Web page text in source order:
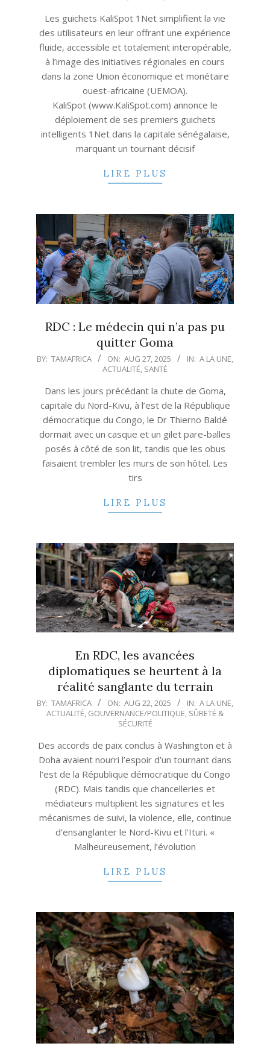
Les guichets KaliSpot 1Net simplifient la vie
des utilisateurs en leur offrant une expérience
fluide, accessible et totalement interopérable,
à l’image des initiatives régionales en cours
dans la zone Union économique et monétaire
ouest-africaine (UEMOA).
KaliSpot (www.KaliSpot.com) annonce le
déploiement de ses premiers guichets
intelligents 1Net dans la capitale sénégalaise,
marquant un tournant décisif
LIRE PLUS
RDC : Le médecin qui n’a pas pu
quitter Goma
2025-
27
BY: TAMAFRICA ON: AUG 27, 2025 IN: A LA UNE,
ACTUALITÉ, SANTÉ
Dans les jours précédant la chute de Goma,
capitale du Nord-Kivu, à l’est de la République
démocratique du Congo, le Dr Thierno Baldé
dormait avec un casque et un gilet pare-balles
posés à côté de son lit, tandis que les obus
faisaient trembler les murs de son hôtel. Les
tirs
LIRE PLUS
En RDC, les avancées
diplomatiques se heurtent à la
réalité sanglante du terrain
2025-
08-
BY: TAMAFRICA ON: AUG 22, 2025 IN: A LA UNE,
ACTUALITÉ, GOUVERNANCE/POLITIQUE, SÛRETÉ &
SÉCURITÉ
Des accords de paix conclus à Washington et à
Doha avaient nourri l’espoir d’un tournant dans
l’est de la République démocratique du Congo
(RDC). Mais tandis que chancelleries et
médiateurs multiplient les signatures et les
mécanismes de suivi, la violence, elle, continue
d’ensanglanter le Nord-Kivu et l’Ituri. «
Malheureusement, l’évolution
LIRE PLUS